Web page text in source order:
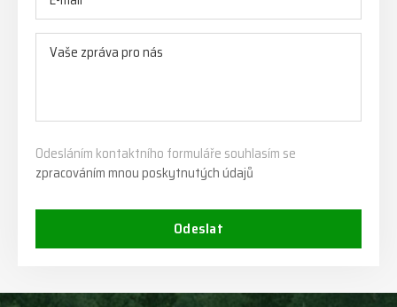
Odesláním kontaktního formuláře souhlasím se
zpracováním mnou poskytnutých údajů
Odeslat